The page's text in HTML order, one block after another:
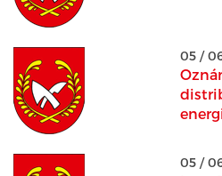
05 /
05 /